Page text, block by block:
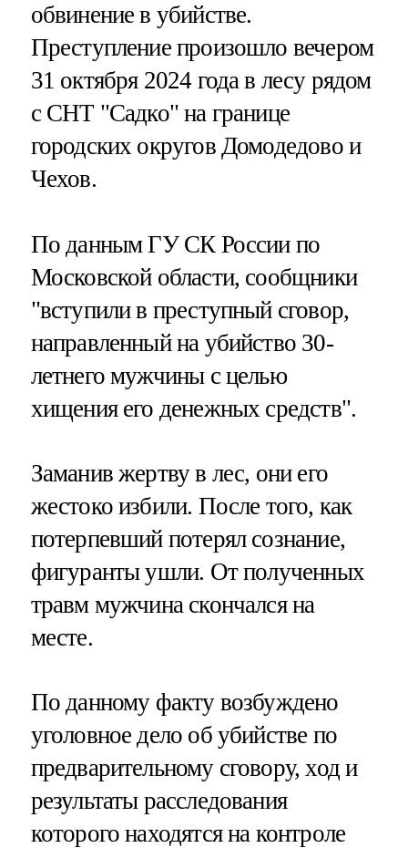
обвинение в убийстве.
Преступление произошло вечером
31 октября 2024 года в лесу рядом
с СНТ "Садко" на границе
городских округов Домодедово и
Чехов.
По данным ГУ СК России по
Московской области, сообщники
"вступили в преступный сговор,
направленный на убийство 30-
летнего мужчины с целью
хищения его денежных средств".
Заманив жертву в лес, они его
жестоко избили. После того, как
потерпевший потерял сознание,
фигуранты ушли. От полученных
травм мужчина скончался на
месте.
По данному факту возбуждено
уголовное дело об убийстве по
предварительному сговору, ход и
результаты расследования
которого находятся на контроле